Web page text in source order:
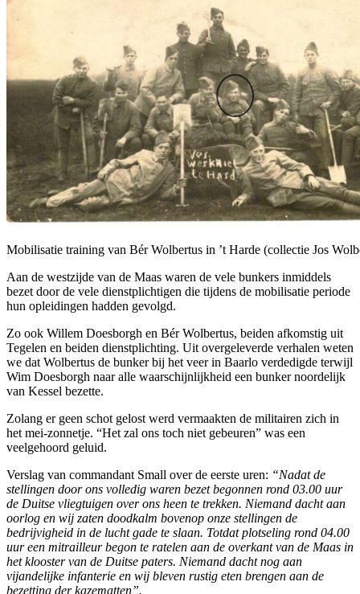
Mobilisatie training van Bér Wolbertus in ’t Harde (collectie Jos
Aan de westzijde van de Maas waren de vele bunkers inmiddels
bezet door de vele dienstplichtigen die tijdens de mobilisatie periode
hun opleidingen hadden gevolgd.
Zo ook Willem Doesborgh en Bér Wolbertus, beiden afkomstig uit
Tegelen en beiden dienstplichting. Uit overgeleverde verhalen weten
we dat Wolbertus de bunker bij het veer in Baarlo verdedigde terwijl
Wim Doesborgh naar alle waarschijnlijkheid een bunker noordelijk
van Kessel bezette.
Zolang er geen schot gelost werd vermaakten de militairen zich in
het mei-zonnetje. “Het zal ons toch niet gebeuren” was een
veelgehoord geluid.
Verslag van commandant Small over de eerste uren: “Nadat de
stellingen door ons volledig waren bezet begonnen rond 03.00 uur
de Duitse vliegtuigen over ons heen te trekken. Niemand dacht aan
oorlog en wij zaten doodkalm bovenop onze stellingen de
bedrijvigheid in de lucht gade te slaan. Totdat plotseling rond 04.00
uur een mitrailleur begon te ratelen aan de overkant van de Maas in
het klooster van de Duitse paters. Niemand dacht nog aan
vijandelijke infanterie en wij bleven rustig eten brengen aan de
bezetting der kazematten”.